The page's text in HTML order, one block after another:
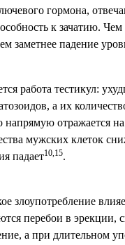
гормона,
к зачатию.
заметнее падение
работа тестикул:
а их
отражается
мужских клеток
падает10,15.
злоупотребление
перебои в эрекции,
а при длительном